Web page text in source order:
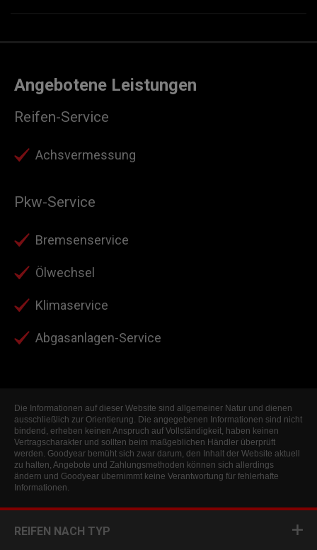
Angebotene Leistungen
Reifen-Service
Achsvermessung
Pkw-Service
Bremsenservice
Ölwechsel
Klimaservice
Abgasanlagen-Service
Die Informationen auf dieser Website sind allgemeiner Natur und dienen
ausschließlich zur Orientierung. Die angegebenen Informationen sind nicht
bindend, erheben keinen Anspruch auf Vollständigkeit, haben keinen
Vertragscharakter und sollten beim maßgeblichen Händler überprüft
werden. Goodyear bemüht sich zwar darum, den Inhalt der Website aktuell
zu halten, Angebote und Zahlungsmethoden können sich allerdings
ändern und Goodyear übernimmt keine Verantwortung für fehlerhafte
Informationen.
REIFEN NACH TYP